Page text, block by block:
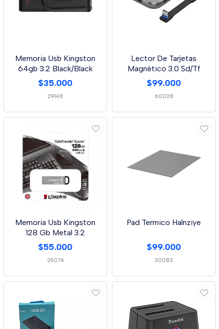
Memoria Usb Kingston
64gb 3.2 Black/Black
$35.000
29148
Lector De Tarjetas
Magnético 3.0 Sd/Tf
$99.000
60028
Memoria Usb Kingston
128 Gb Metal 3.2
$55.000
29074
Pad Termico Halnziye
$99.000
30083